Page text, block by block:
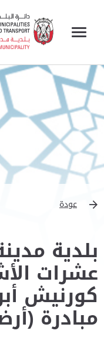
عودة
بلدية
عشرات
كورنيش
مبادرة